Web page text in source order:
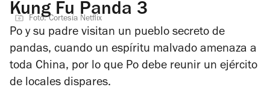
Kung Fu Panda 3
Foto: Cortesía Netflix
Po y su padre visitan un pueblo secreto de
pandas, cuando un espíritu malvado amenaza a
toda China, por lo que Po debe reunir un ejército
de locales dispares.